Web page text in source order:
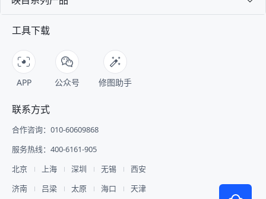
工具下载
APP 公众号 修图助手
联系方式
合作咨询：010-60609868
服务热线：400-6161-905
北京
上海 深圳 无锡
西安
济南
吕梁 太原 海口 天津